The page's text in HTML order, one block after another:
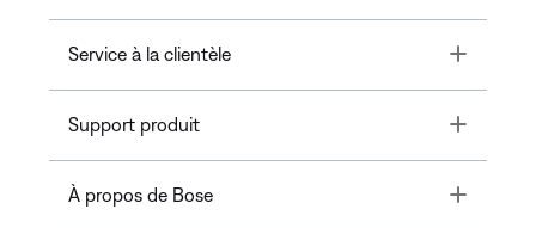
Service à la clientèle Toggle
Support produit Toggle
À propos de Bose Toggle